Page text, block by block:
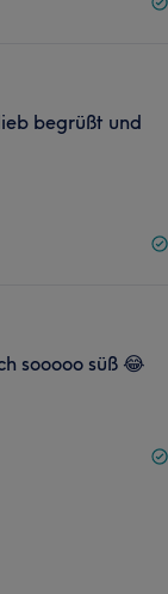
begrüßt und
sooooo süß 😂